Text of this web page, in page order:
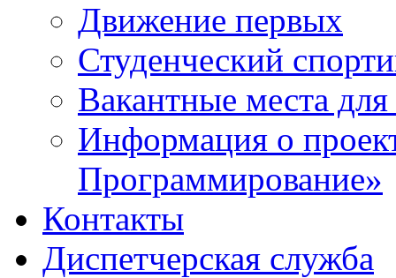
Движение первых
Студенческий
Вакантные места для
Информация о
Программирование»
Контакты
Диспетчерская служба